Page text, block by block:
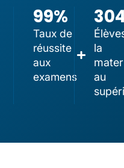
99%
Taux de
réussite
aux
examens
la
au